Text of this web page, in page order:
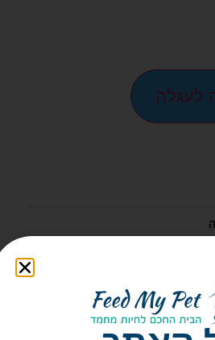
לעגלה
מרוצים!